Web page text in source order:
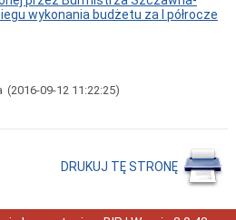
wykonania budżetu za I półrocze
(2016-09-12 11:22:25)
DRUKUJ TĘ STRONĘ